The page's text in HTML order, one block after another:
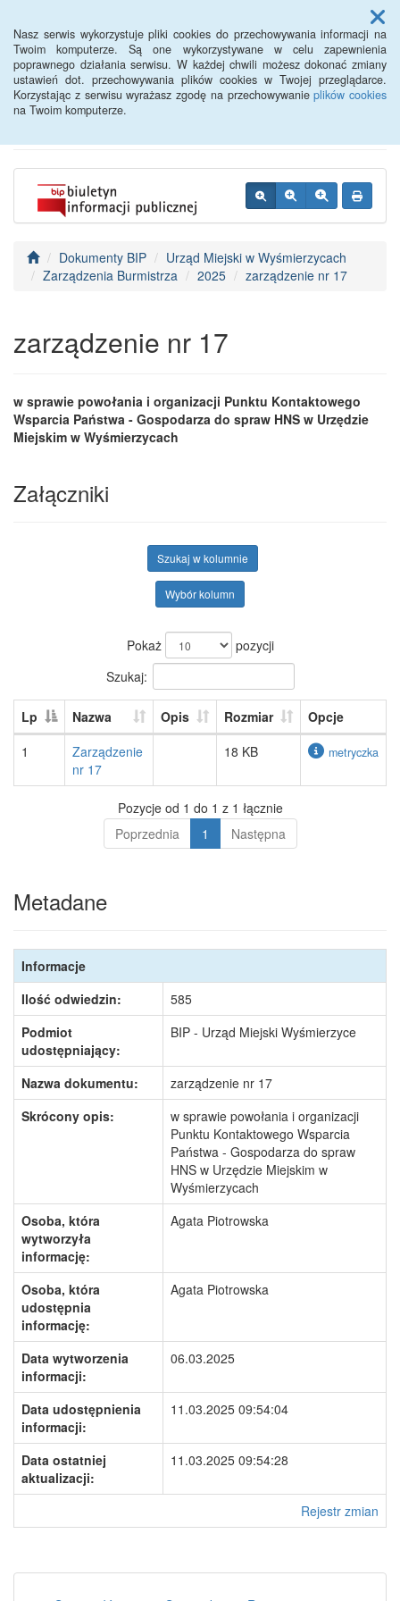
Nasz serwis wykorzystuje pliki cookies do przechowywania informacji na
Twoim komputerze. Są one wykorzystywane w celu zapewnienia
poprawnego działania serwisu. W każdej chwili możesz dokonać zmiany
ustawień dot. przechowywania plików cookies w Twojej przeglądarce.
Korzystając z serwisu wyrażasz zgodę na przechowywanieplików cookies
na Twoim komputerze.
Menu
BIP - Urząd Miejski
Wyśmierzyce
Dokumenty BIP
Urząd Miejski w Wyśmierzycach
Zarządzenia Burmistrza
2025 zarządzenie nr 17
zarządzenie nr 17
w sprawie powołania i organizacji Punktu Kontaktowego
Wsparcia Państwa - Gospodarza do spraw HNS w Urzędzie
Miejskim w Wyśmierzycach
Załączniki
Szukaj w kolumnie
Wybór kolumn
Pokaż
pozycji
Szukaj:
Lp Nazwa Opis Rozmiar
Opcje
1
Zarządzenie
nr 17
18 KB metryczka
Pozycje od 1 do 1 z 1 łącznie
Poprzednia
1 Następna
Metadane
Informacje
Ilość odwiedzin:
585
Podmiot
udostępniający:
BIP - Urząd Miejski Wyśmierzyce
Nazwa dokumentu:
zarządzenie nr 17
Skrócony opis:
w sprawie powołania i organizacji
Punktu Kontaktowego Wsparcia
Państwa - Gospodarza do spraw
HNS w Urzędzie Miejskim w
Wyśmierzycach
Osoba, która
wytworzyła
informację:
Agata Piotrowska
Osoba, która
udostępnia
informację:
Agata Piotrowska
Data wytworzenia
informacji:
06.03.2025
Data udostępnienia
informacji:
11.03.2025 09:54:04
Data ostatniej
aktualizacji:
11.03.2025 09:54:28
Rejestr zmian